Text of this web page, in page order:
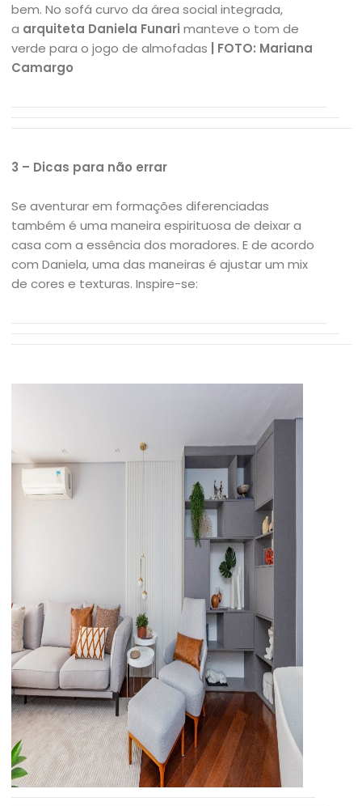
bem. No sofá curvo da área social integrada,
a arquiteta Daniela Funari manteve o tom de
verde para o jogo de almofadas
| FOTO: Mariana
Camargo
3 – Dicas para não errar
Se aventurar em formações diferenciadas
também é uma maneira espirituosa de deixar a
casa com a essência dos moradores. E de acordo
com Daniela, uma das maneiras é ajustar um mix
de cores e texturas. Inspire-se: